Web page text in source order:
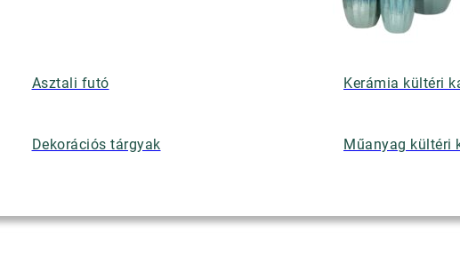
Asztali futó
Dekorációs tárgyak
Kerámia kültéri
Műanyag kültéri